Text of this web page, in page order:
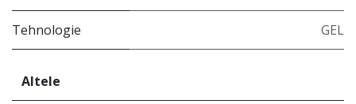
Tehnologie GEL
Altele